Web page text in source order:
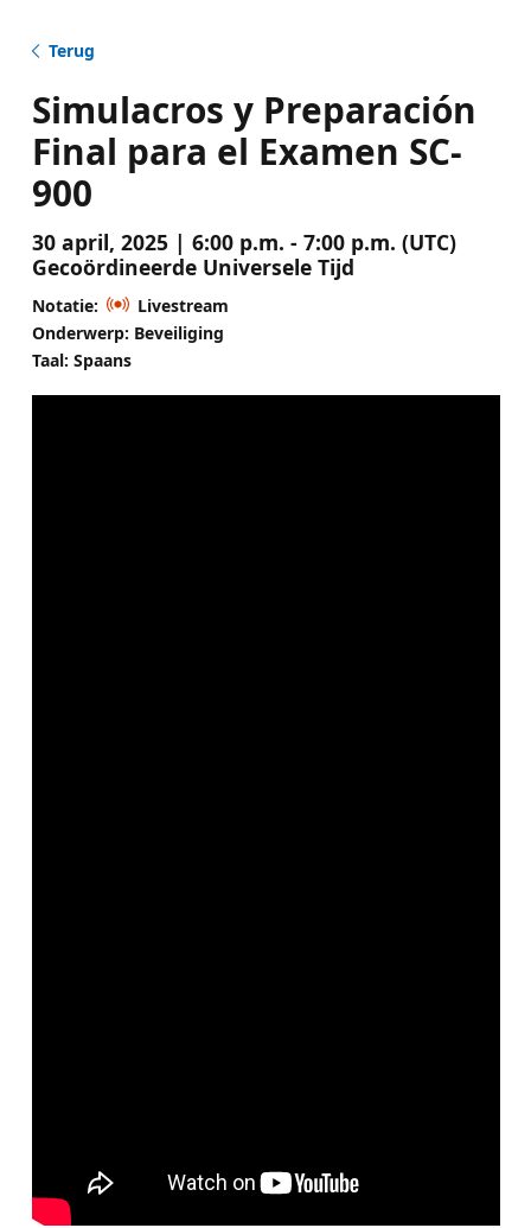
Terug
Simulacros y Preparación
Final para el Examen SC-
900
30 april, 2025 | 6:00 p.m. - 7:00 p.m. (UTC)
Gecoördineerde Universele Tijd
Notatie:
Livestream
Onderwerp: Beveiliging
Taal: Spaans